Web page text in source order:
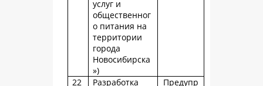
услуг и
общественног
о питания на
территории
города
Новосибирска
»)
22
Разработка
Предупр